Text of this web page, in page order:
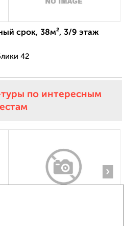
срок, 38м², 3/9 этаж
42
по интересным
›